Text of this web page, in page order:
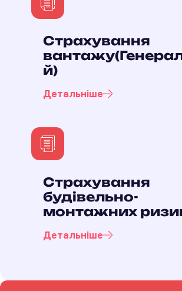
Страхування
й)
Детальніше
Страхування
будівельно-
монтажних
Детальніше